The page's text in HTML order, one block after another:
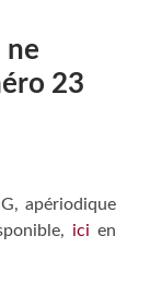
ne
23
apériodique
ici en